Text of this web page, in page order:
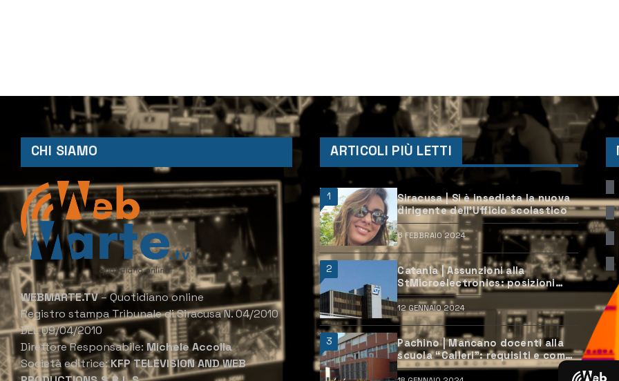
CHI SIAMO
WEBMARTE.TV– Quotidiano online
Registro stampa Tribunale di Siracusa N. 04/2010
DEL 09/04/2010
Direttore Responsabile:Michele Accolla
Società editrice:KFP TELEVISION AND WEB
ARTICOLI PIÙ LETTI
1
Siracusa | Si è insediata la nuova
dirigente dell’Ufficio scolastico
6 FEBBRAIO 2024
2
Catania | Assunzioni alla
StMicroelectronics: posizioni
aperte e come candidarsi
12 GENNAIO 2024
3
Pachino | Mancano docenti alla
scuola “Calleri”: requisiti e come
candidarsi